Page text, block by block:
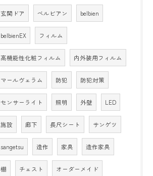
玄関ドア ベルビアン belbien
belbienEX フィルム
高機能性化粧フィルム 内外装用フィルム
マールヴェラム 防犯 防犯対策
センサーライト 照明 外壁 LED
施設 廊下 長尺シート サンゲツ
sangetsu 造作 家具 造作家具
棚 チェスト オーダーメイド